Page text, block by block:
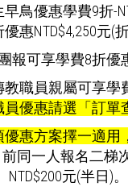
早鳥優惠學費9折-
優惠NTD$4,250元(
報可享學費8折優
教職員親屬可享學
員優惠請選「訂單
優惠方案擇一適用
前同一人報名二梯
NTD$200元(半日)。